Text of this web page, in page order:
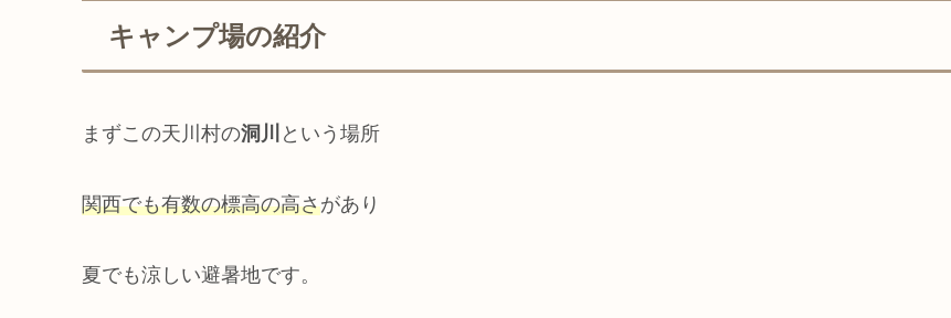
キャンプ場の紹介
まずこの天川村の洞川 という場所
関西でも有数の標高の高さがあり
夏でも涼しい避暑地です。